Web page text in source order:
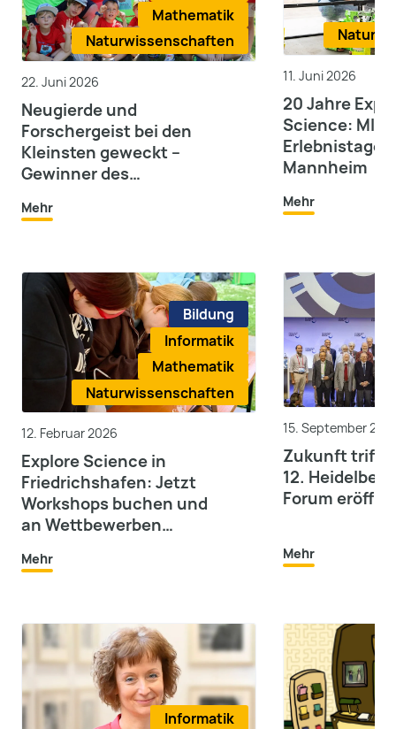
Mathematik
Naturwissenschaften
22. Juni 2026
Neugierde und
Forschergeist bei den
Kleinsten geweckt –
Gewinner des
wurden ausgezeichnet
Mehr
11. Juni 2026
20 Jahre
Science:
Erlebnistage
Mannheim
Mehr
Bildung
Informatik
Mathematik
Naturwissenschaften
12. Februar 2026
Explore Science in
Friedrichshafen: Jetzt
Workshops buchen und
an Wettbewerben
Mehr
15. September
Zukunft trifft
12.
Forum
Mehr
Informatik